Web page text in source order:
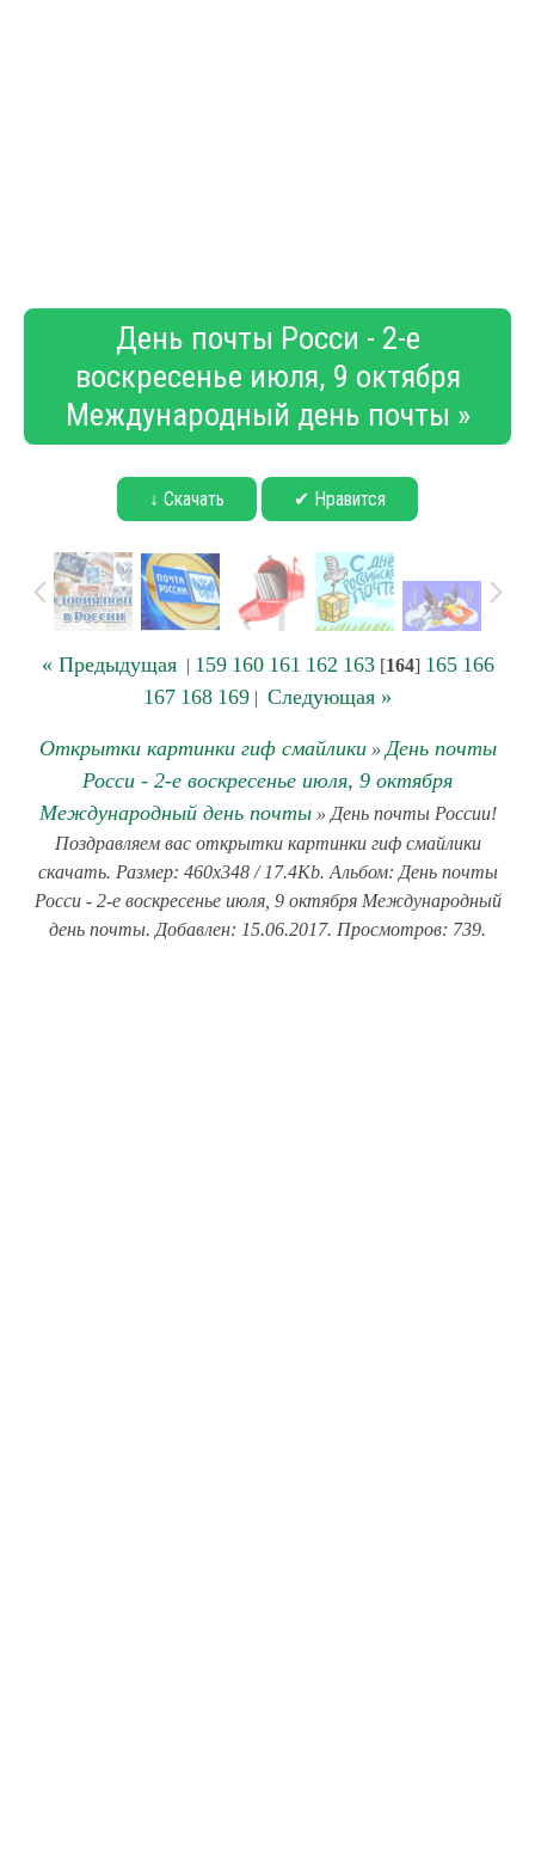
День почты Росси - 2-е
воскресенье июля, 9 октября
Международный день почты »
↓ Скачать ✔ Нравится
« Предыдущая| 159 160 161 162 163[164] 165 166
167 168 169 | Следующая »
Открытки картинки гиф смайлики» День почты
Росси - 2-е воскресенье июля, 9 октября
Международный день почты» День почты России!
Поздравляем вас открытки картинки гиф смайлики
скачать. Размер: 460x348 / 17.4Kb. Альбом: День почты
Росси - 2-е воскресенье июля, 9 октября Международный
день почты. Добавлен: 15.06.2017. Просмотров: 739.